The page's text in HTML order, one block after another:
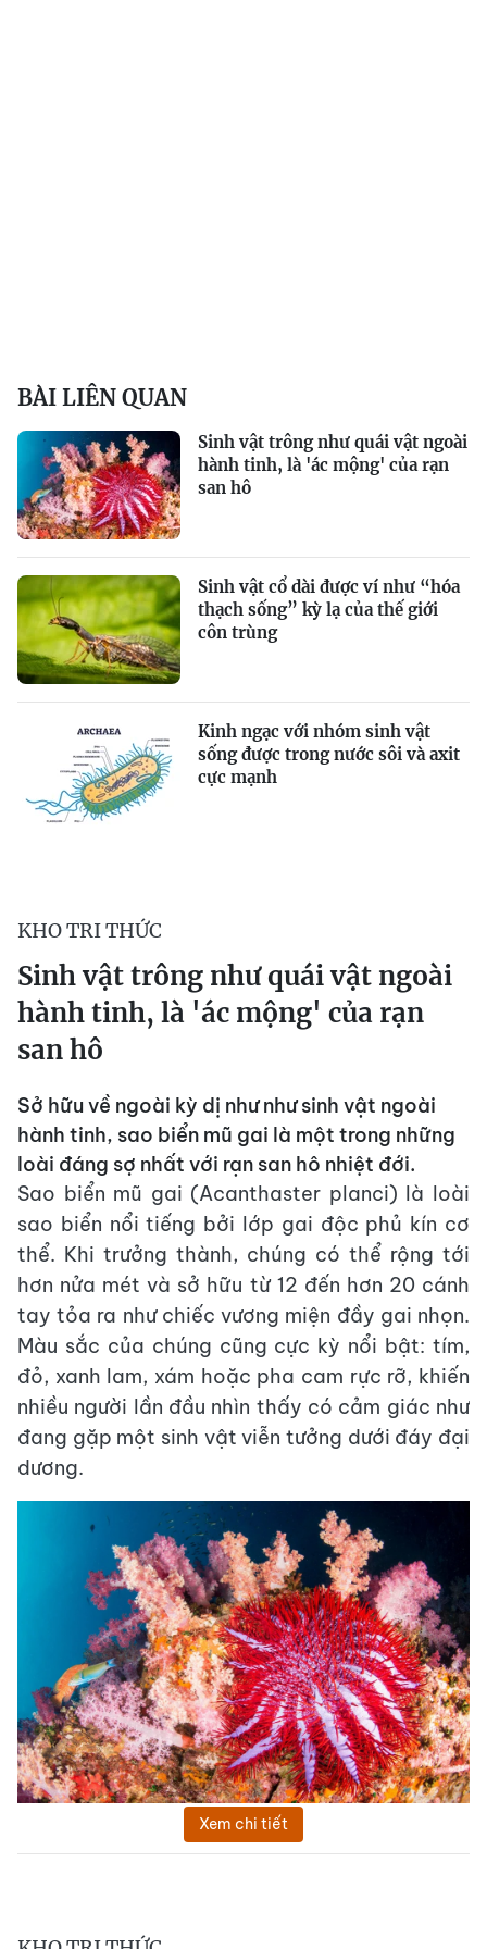
BÀI LIÊN QUAN
Sinh vật trông như quái vật ngoài
hành tinh, là 'ác mộng' của rạn
san hô
Sinh vật cổ dài được ví như “hóa
thạch sống” kỳ lạ của thế giới
côn trùng
Kinh ngạc với nhóm sinh vật
sống được trong nước sôi và axit
cực mạnh
KHO TRI THỨC
Sinh vật trông như quái vật ngoài
hành tinh, là 'ác mộng' của rạn
san hô
Sở hữu về ngoài kỳ dị như như sinh vật ngoài
hành tinh, sao biển mũ gai là một trong những
loài đáng sợ nhất với rạn san hô nhiệt đới.
Sao biển mũ gai (Acanthaster planci) là loài
sao biển nổi tiếng bởi lớp gai độc phủ kín cơ
thể. Khi trưởng thành, chúng có thể rộng tới
hơn nửa mét và sở hữu từ 12 đến hơn 20 cánh
tay tỏa ra như chiếc vương miện đầy gai nhọn.
Màu sắc của chúng cũng cực kỳ nổi bật: tím,
đỏ, xanh lam, xám hoặc pha cam rực rỡ, khiến
nhiều người lần đầu nhìn thấy có cảm giác như
đang gặp một sinh vật viễn tưởng dưới đáy đại
dương.
Xem chi tiết